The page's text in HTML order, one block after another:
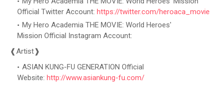
Official Twitter Account: https://twitter.com/heroaca_movie
My Hero Academia THE MOVIE: World Heroes'
Mission Official Instagram Account:
❰Artist❱
ASIAN KUNG-FU GENERATION Official
Website: http://www.asiankung-fu.com/